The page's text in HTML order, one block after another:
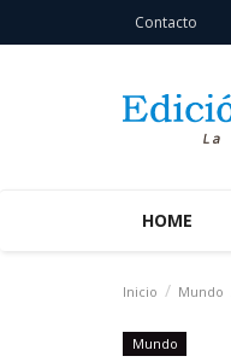
Contacto
HOME
Inicio Mundo
Mundo